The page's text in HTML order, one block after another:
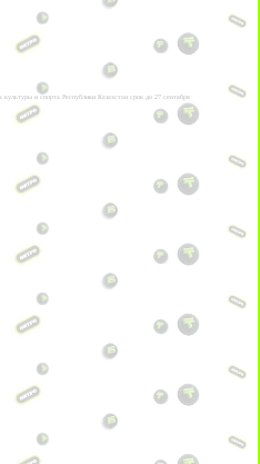
и спорта Республики Казахстан срок до 27 сентября